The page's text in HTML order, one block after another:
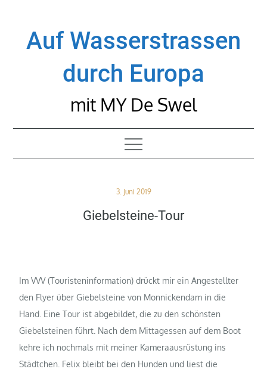
contentAuf Wasserstrassen
durch Europa
mit MY De Swel
Posted
3. Juni 2019
Giebelsteine-Tour
Im VVV (Touristeninformation) drückt mir ein Angestellter
den Flyer über Giebelsteine von Monnickendam in die
Hand. Eine Tour ist abgebildet, die zu den schönsten
Giebelsteinen führt. Nach dem Mittagessen auf dem Boot
kehre ich nochmals mit meiner Kameraausrüstung ins
Städtchen. Felix bleibt bei den Hunden und liest die